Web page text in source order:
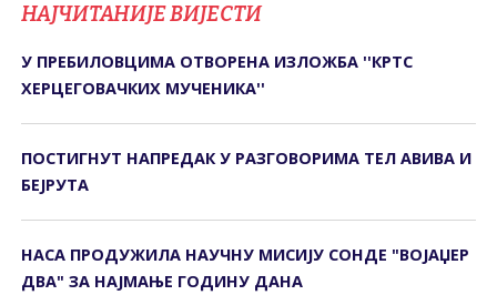
НАЈЧИТАНИЈЕ ВИЈЕСТИ
У ПРЕБИЛОВЦИМА ОTВОРЕНА ИЗЛОЖБА ''КРTС
ХЕРЦЕГОВАЧКИХ МУЧЕНИКА''
ПОСТИГНУТ НАПРЕДАК У РАЗГОВОРИМА ТЕЛ АВИВА И
БЕЈРУТА
НАСА ПРОДУЖИЛА НАУЧНУ МИСИЈУ СОНДЕ "ВОЈАЏЕР
ДВА" ЗА НАЈМАЊЕ ГОДИНУ ДАНА